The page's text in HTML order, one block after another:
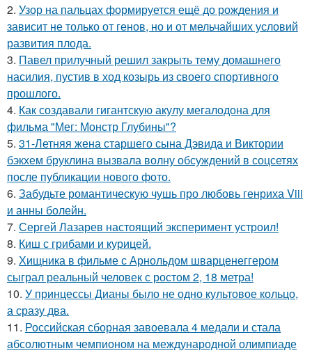
2. Узор на пальцах формируется ещё до рождения и
зависит не только от генов, но и от мельчайших условий
развития плода.
3. Павел прилучный решил закрыть тему домашнего
насилия, пустив в ход козырь из своего спортивного
прошлого.
4. Как создавали гигантскую акулу мегалодона для
фильма "Мег: Монстр Глубины"?
5. 31-Летняя жена старшего сына Дэвида и Виктории
бэкхем бруклина вызвала волну обсуждений в соцсетях
после публикации нового фото.
6. Забудьте романтическую чушь про любовь генриха Viii
и анны болейн.
7. Сергей Лазарев настоящий эксперимент устроил!
8. Киш с грибами и курицей.
9. Хищника в фильме с Арнольдом шварценеггером
сыграл реальный человек с ростом 2, 18 метра!
10. У принцессы Дианы было не одно культовое кольцо,
а сразу два.
11. Российская сборная завоевала 4 медали и стала
абсолютным чемпионом на международной олимпиаде